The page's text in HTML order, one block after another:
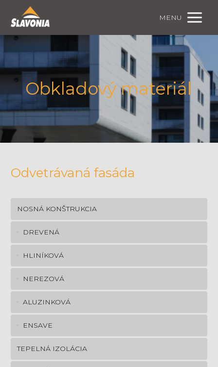
MENU
Obkladový materiál
Odvetrávaná fasáda
NOSNÁ KONŠTRUKCIA
DREVENÁ
HLINÍKOVÁ
NEREZOVÁ
ALUZINKOVÁ
ENSAVE
TEPELNÁ IZOLÁCIA